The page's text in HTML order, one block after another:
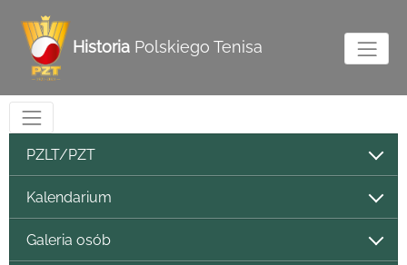
Historia Polskiego Tenisa
PZLT/PZT
Kalendarium
Galeria osób